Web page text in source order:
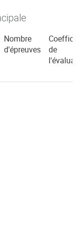
Nombre
d'épreuves
de